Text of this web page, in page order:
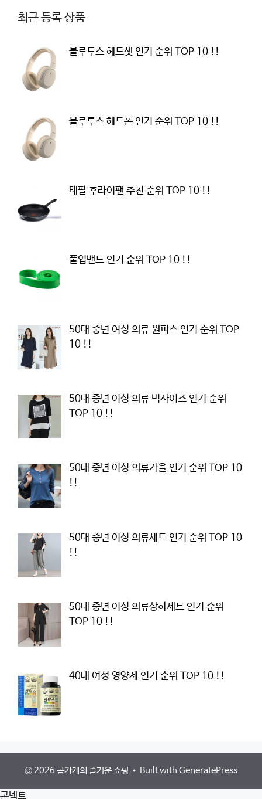
최근 등록 상품
블루투스 헤드셋 인기 순위 TOP 10 !!
블루투스 헤드폰 인기 순위 TOP 10 !!
테팔 후라이팬 추천 순위 TOP 10 !!
풀업밴드 인기 순위 TOP 10 !!
50대 중년 여성 의류 원피스 인기 순위 TOP
10 !!
50대 중년 여성 의류 빅사이즈 인기 순위
TOP 10 !!
50대 중년 여성 의류가을 인기 순위 TOP 10
!!
50대 중년 여성 의류세트 인기 순위 TOP 10
!!
50대 중년 여성 의류상하세트 인기 순위
TOP 10 !!
40대 여성 영양제 인기 순위 TOP 10 !!
© 2026 곰가게의 즐거운 쇼핑 • Built with GeneratePress
콘넥트